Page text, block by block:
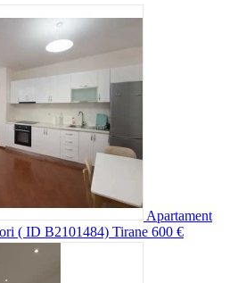
Apartament
( ID B2101484) Tirane 600 €